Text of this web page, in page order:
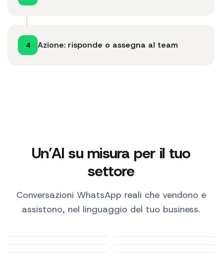
4 Azione: risponde o assegna al team
Un’AI su misura per il tuo
settore
Conversazioni WhatsApp reali che vendono e
assistono, nel linguaggio del tuo business.